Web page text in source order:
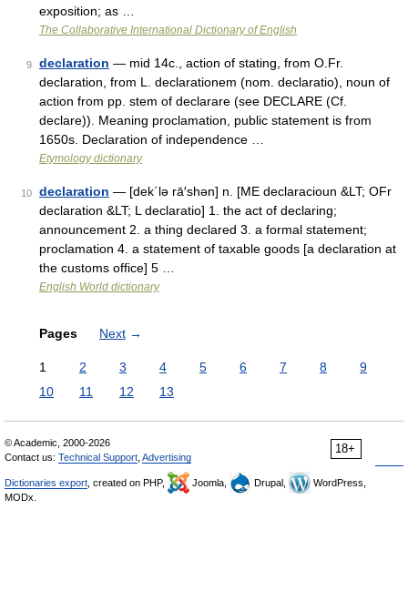
exposition; as …
The Collaborative International Dictionary of English
9 declaration — mid 14c., action of stating, from O.Fr.
declaration, from L. declarationem (nom. declaratio), noun of
action from pp. stem of declarare (see DECLARE (Cf.
declare)). Meaning proclamation, public statement is from
1650s. Declaration of independence …
Etymology dictionary
10 declaration — [dek΄lə rā′shən] n. [ME declaracioun &LT; OFr
declaration &LT; L declaratio] 1. the act of declaring;
announcement 2. a thing declared 3. a formal statement;
proclamation 4. a statement of taxable goods [a declaration at
the customs office] 5 …
English World dictionary
Pages Next →
1 2 3 4 5 6 7 8
9
10
11 12 13
18+
© Academic, 2000-2026
Contact us: Technical Support Advertising
Dictionaries export , created on PHP, Joomla, Drupal,
WordPress,
MODx.